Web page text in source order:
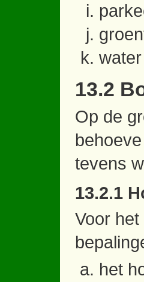
13.2
Op de
tevens
13.2.1
Voor
het